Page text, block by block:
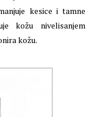
kesice i tamne
kožu nivelisanjem
kožu.